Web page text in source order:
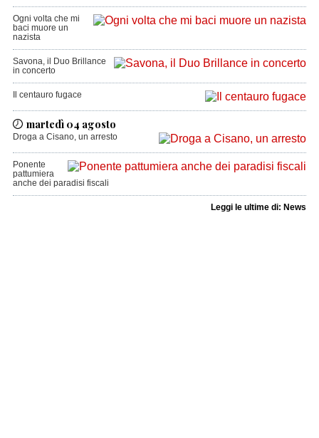
Ogni volta che mi
baci muore un
nazista
Savona, il Duo Brillance
in concerto
Il centauro fugace
martedì 04 agosto
Droga a Cisano, un arresto
Ponente
pattumiera
anche dei paradisi fiscali
Leggi le ultime di: News